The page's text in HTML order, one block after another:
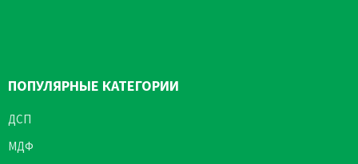
ПОПУЛЯРНЫЕ КАТЕГОРИИ
ДСП
МДФ